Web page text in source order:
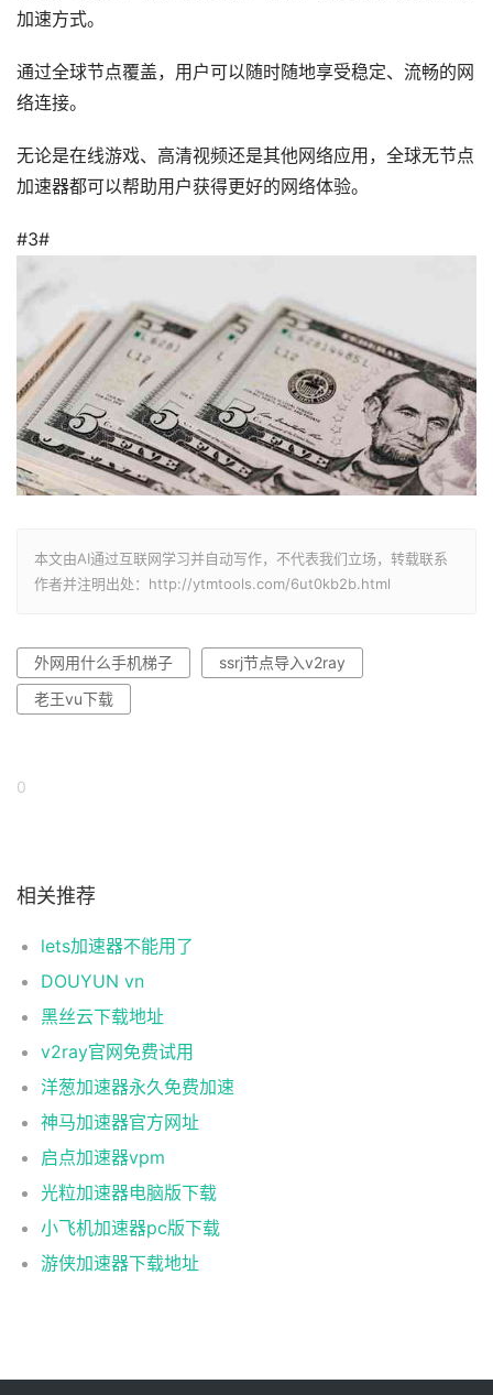
加速方式。
通过全球节点覆盖，用户可以随时随地享受稳定、流畅的网
络连接。
无论是在线游戏、高清视频还是其他网络应用，全球无节点
加速器都可以帮助用户获得更好的网络体验。
#3#
本文由AI通过互联网学习并自动写作，不代表我们立场，转载联系
作者并注明出处：http://ytmtools.com/6ut0kb2b.html
外网用什么手机梯子
ssrj节点导入v2ray
老王vu下载
0
相关推荐
lets加速器不能用了
DOUYUN vn
黑丝云下载地址
v2ray官网免费试用
洋葱加速器永久免费加速
神马加速器官方网址
启点加速器vpm
光粒加速器电脑版下载
小飞机加速器pc版下载
游侠加速器下载地址